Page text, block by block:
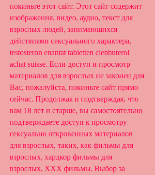
покиньте этот сайт. Этот сайт содержит
изображения, видео, аудио, текст для
взрослых людей, занимающихся
действиями сексуального характера,
testosteron enantat tabletten clenbuterol
achat suisse. Если доступ и просмотр
материалов для взрослых не законен для
Вас, пожалуйста, покиньте сайт прямо
сейчас. Продолжая и подтверждая, что
вам 18 лет и старше, вы самостоятельно
подтверждаете доступ к просмотру
сексуально откровенных материалов
для взрослых, такиx, как фильмы для
взрослых, хардкор фильмы для
взрослых, XXX фильмы. Выбор за